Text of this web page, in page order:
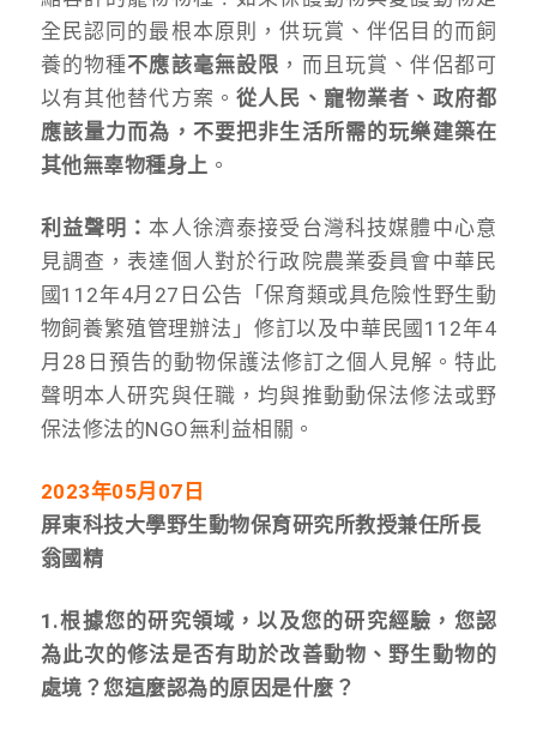
全民認同的最根本原則，供玩賞、伴侶目的而飼
養的物種不應該毫無設限 ，而且玩賞、伴侶都可
以有其他替代方案。從人民、寵物業者、政府都
應該量力而為 ，不要把非生活所需的玩樂建築在
其他無辜物種身上 。
利益聲明： 本人徐濟泰接受台灣科技媒體中心意
見調查，表達個人對於行政院農業委員會中華民
國112年4月27日公告「保育類或具危險性野生動
物飼養繁殖管理辦法」修訂以及中華民國112年4
月28日預告的動物保護法修訂之個人見解。特此
聲明本人研究與任職，均與推動動保法修法或野
保法修法的NGO無利益相關。
2023年05月07日
屏東科技大學野生動物保育研究所教授兼任所長
翁國精
1.根據您的研究領域，以及您的研究經驗，您認
為此次的修法是否有助於改善動物、野生動物的
處境？您這麼認為的原因是什麼？